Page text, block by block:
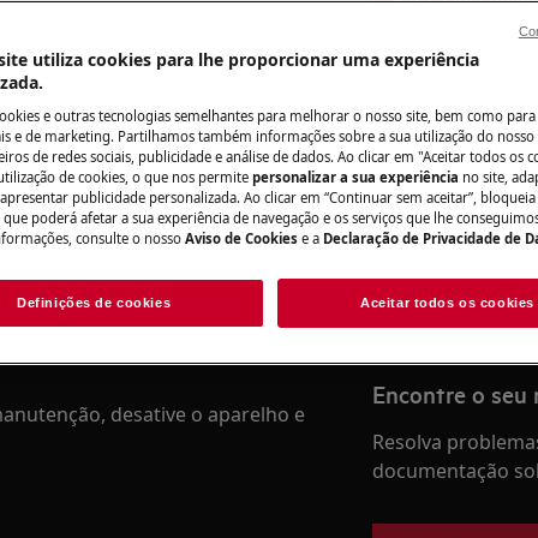
manual de utilizador do seu
ou manutenção.
desative o aparelho e
Precisa de
Não se
assistência
Marcar serviço
Encontre o
Resolva
documentação
utiliza cookies para lhe proporcionar uma experiência
e outras tecnologias semelhantes para melhorar o nosso site, bem como
e de marketing. Partilhamos também informações sobre a sua utilização do nosso
de redes sociais, publicidade e análise de dados. Ao clicar em "Aceitar todos os
de cookies, o que nos permite personalizar a sua experiência no site,
publicidade personalizada. Ao clicar em “Continuar sem aceitar”,
que poderá afetar a sua experiência de navegação e os serviços que lhe
consulte o nosso Aviso de Cookies e a Declaração de Privacidade de
Definições de cookies Aceitar todos os cookies